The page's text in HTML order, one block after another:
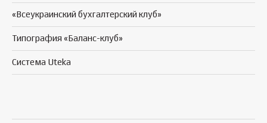
«Всеукраинский бухгалтерский клуб»
Типография «Баланс-клуб»
Система Uteka